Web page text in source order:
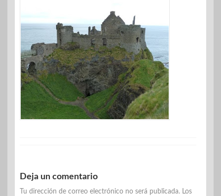
Deja un comentario
Tu dirección de correo electrónico no será publicada. Los